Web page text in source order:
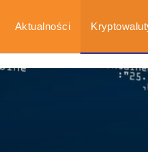
Aktualności
Poradniki